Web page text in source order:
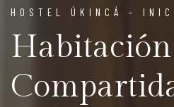
HOSTEL ÚKINCÁ -
Habitación